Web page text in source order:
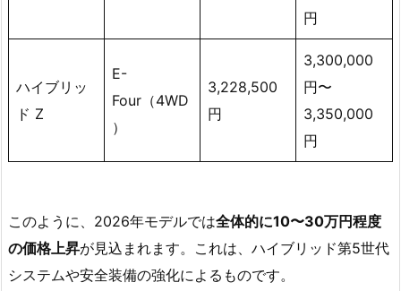
円
ハイブリッ
ド Z
E-
Four（4WD
）
3,228,500
円
3,300,000
円〜
3,350,000
円
このように、2026年モデルでは全体的に10〜30万円程度
の価格上昇が見込まれます。これは、ハイブリッド第5世代
システムや安全装備の強化によるものです。